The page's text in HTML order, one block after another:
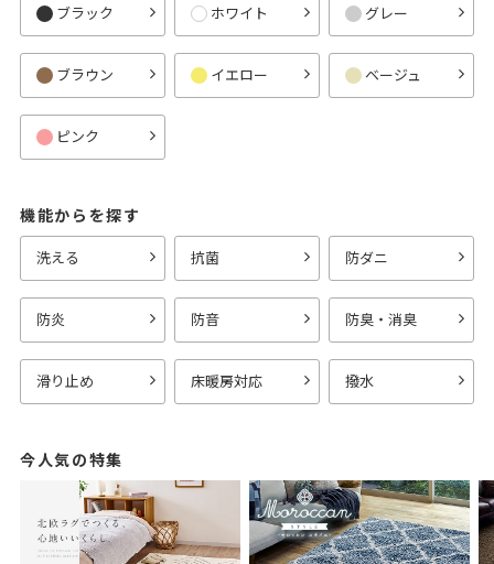
ブラック ホワイト グレー
ブラウン イエロー ベージュ
ピンク
機能からを探す
洗える 抗菌 防ダニ
防炎 防音 防臭・消臭
滑り止め 床暖房対応 撥水
今人気の特集